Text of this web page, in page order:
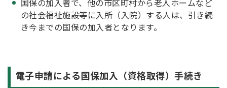
国保の加入者で、他の市区町村から老人ホームなど
の社会福祉施設等に入所（入院）する人は、引き続
き今までの国保の加入者となります。
電子申請による国保加入（資格取得）手続き